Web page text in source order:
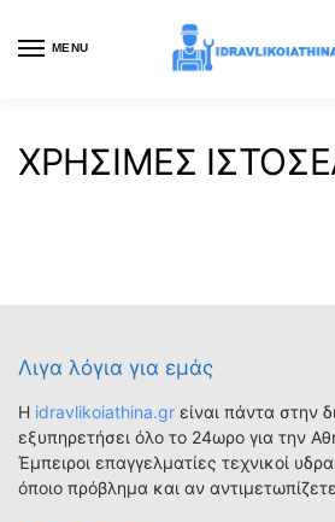
MENU
ΧΡΗΣΙΜΕΣ
Λιγα λόγια για εμάς
Η idravlikoiathina.gr είναι πάντα στην
εξυπηρετήσει όλο το 24ωρο για την
Έμπειροι επαγγελματίες τεχνικοί
όποιο πρόβλημα και αν